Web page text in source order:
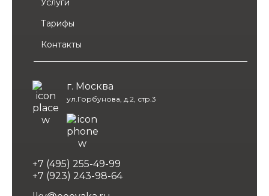
Услуги
Тарифы
Контакты
г. Москва
ул.Горбунова, д.2, стр.3
+7 (495) 255-49-99
+7 (923) 243-98-64